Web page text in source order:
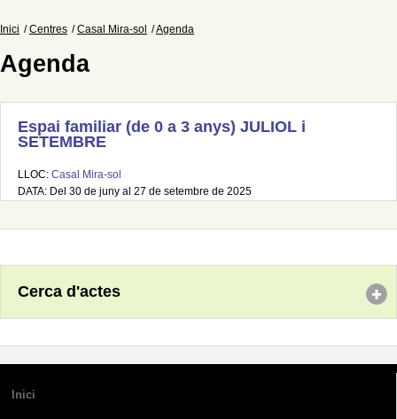
Inici Centres Casal Mira-sol Agenda
Agenda
Espai familiar (de 0 a 3 anys) JULIOL i
SETEMBRE
LLOC: Casal Mira-sol
DATA: Del 30 de juny al 27 de setembre de 2025
Cerca d'actes
Inici